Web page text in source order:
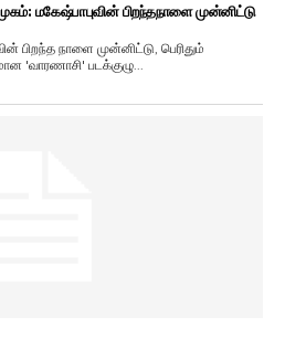
மகேஷ்பாபுவின் பிறந்தநாளை முன்னிட்டு
பிறந்த நாளை முன்னிட்டு, பெரிதும்
'வாரணாசி' படக்குழு...